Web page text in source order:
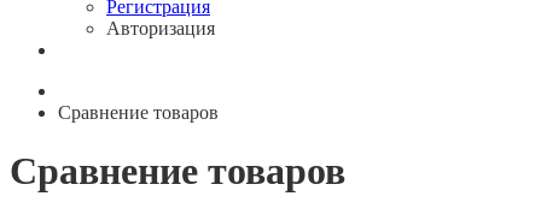
Регистрация
Авторизация
Сравнение товаров
Сравнение товаров